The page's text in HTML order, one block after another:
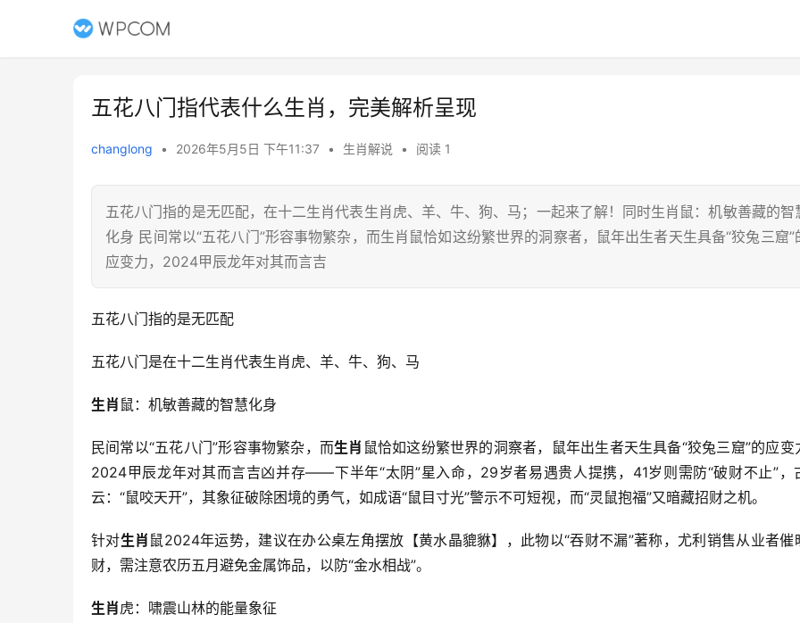
五花八门指代表什么生肖，完美解析呈现
changlong • 2026年5月5日 下午11:37 • 生肖解说 • 阅读 1
五花八门指的是无匹配，在十二生肖代表生肖虎、羊、牛、狗、马；一起来了解！同时生肖鼠：机敏善藏的智
化身 民间常以“五花八门”形容事物繁杂，而生肖鼠恰如这纷繁世界的洞察者，鼠年出生者天生具备“狡兔三窟”
应变力，2024甲辰龙年对其而言吉
五花八门指的是无匹配
五花八门是在十二生肖代表生肖虎、羊、牛、狗、马
生肖 鼠：机敏善藏的智慧化身
民间常以“五花八门”形容事物繁杂，而生肖 鼠恰如这纷繁世界的洞察者，鼠年出生者天生具备“狡兔三窟”的应变
2024甲辰龙年对其而言吉凶并存——下半年“太阴”星入命，29岁者易遇贵人提携，41岁则需防“破财不止”，
云：“鼠咬天开”，其象征破除困境的勇气，如成语“鼠目寸光”警示不可短视，而“灵鼠抱福”又暗藏招财之机。
针对生肖 鼠2024年运势，建议在办公桌左角摆放【黄水晶貔貅】，此物以“吞财不漏”著称，尤利销售从业者催
财，需注意农历五月避免金属饰品，以防“金水相战”。
生肖虎：啸震山林的能量象征